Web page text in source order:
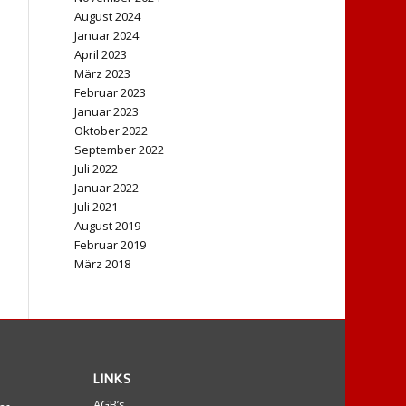
August 2024
Januar 2024
April 2023
März 2023
Februar 2023
Januar 2023
Oktober 2022
September 2022
Juli 2022
Januar 2022
Juli 2021
August 2019
Februar 2019
März 2018
LINKS